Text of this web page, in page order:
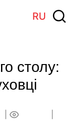
RU
столу: